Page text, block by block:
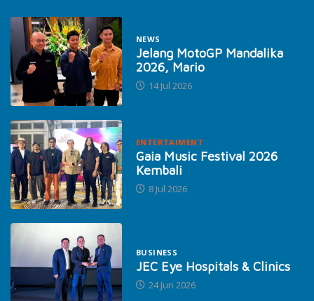
NEWS
Jelang MotoGP Mandalika
2026, Mario
14 Jul 2026
ENTERTAIMENT
Gaia Music Festival 2026
Kembali
8 Jul 2026
BUSINESS
JEC Eye Hospitals & Clinics
24 Jun 2026